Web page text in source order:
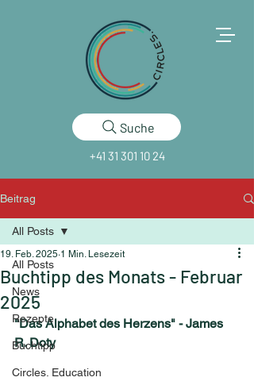
Suche
+41 31 301 10 24
Beitrag
All Posts
News
Rezepte
Buchtipp
Circles. Education
All Posts
Buchtipp des Monats - Februar
2025
19. Feb. 2025 1 Min. Lesezeit
"Das Alphabet des Herzens" - James
R. Doty